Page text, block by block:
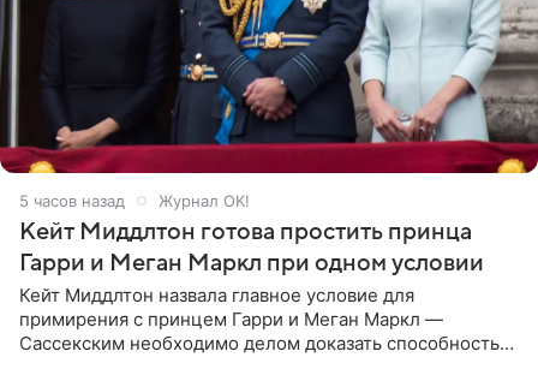
5 часов назад Журнал OK!
Кейт Миддлтон готова простить принца
Гарри и Меган Маркл при одном условии
Кейт Миддлтон назвала главное условие для
примирения с принцем Гарри и Меган Маркл —
Сассекским необходимо делом доказать способность